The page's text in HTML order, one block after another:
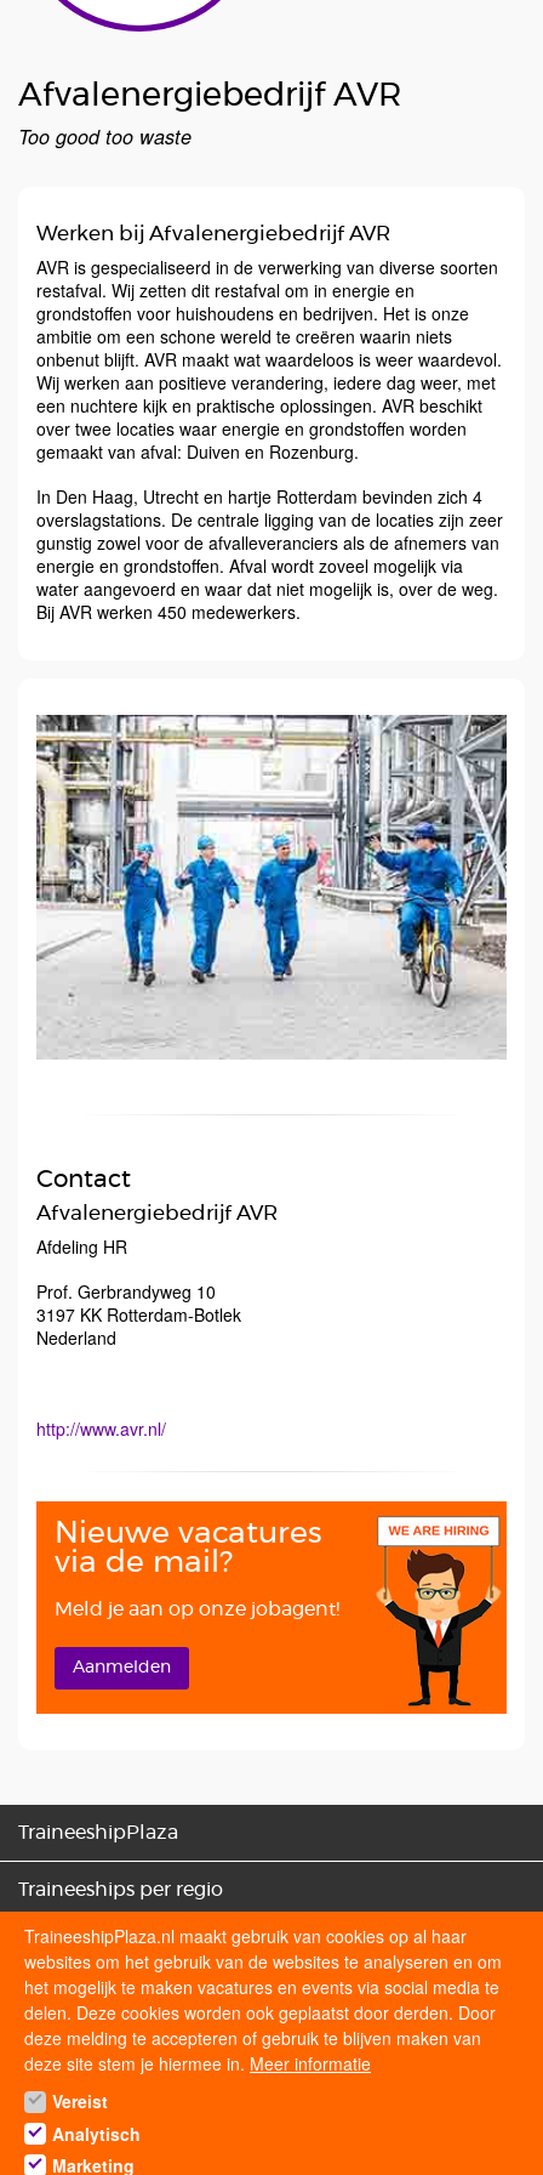
Afvalenergiebedrijf AVR
Too good too waste
Werken bij Afvalenergiebedrijf AVR
AVR is gespecialiseerd in de verwerking van diverse soorten
restafval. Wij zetten dit restafval om in energie en
grondstoffen voor huishoudens en bedrijven. Het is onze
ambitie om een schone wereld te creëren waarin niets
onbenut blijft. AVR maakt wat waardeloos is weer waardevol.
Wij werken aan positieve verandering, iedere dag weer, met
een nuchtere kijk en praktische oplossingen. AVR beschikt
over twee locaties waar energie en grondstoffen worden
gemaakt van afval: Duiven en Rozenburg.
In Den Haag, Utrecht en hartje Rotterdam bevinden zich 4
overslagstations. De centrale ligging van de locaties zijn zeer
gunstig zowel voor de afvalleveranciers als de afnemers van
energie en grondstoffen. Afval wordt zoveel mogelijk via
water aangevoerd en waar dat niet mogelijk is, over de weg.
Bij AVR werken 450 medewerkers.
Contact
Afvalenergiebedrijf AVR
Afdeling HR
Prof. Gerbrandyweg 10
3197 KK Rotterdam-Botlek
Nederland
http://www.avr.nl/
Nieuwe vacatures
via de mail?
Meld je aan op onze jobagent!
Aanmelden
TraineeshipPlaza
Traineeships per regio
Traineeships categorieën
Sollicitatietips
TraineeshipPlaza.nl maakt gebruik van cookies op al haar
websites om het gebruik van de websites te analyseren en om
het mogelijk te maken vacatures en events via social media te
delen. Deze cookies worden ook geplaatst door derden. Door
deze melding te accepteren of gebruik te blijven maken van
deze site stem je hiermee in. Meer informatie
Vereist
Analytisch
Marketing